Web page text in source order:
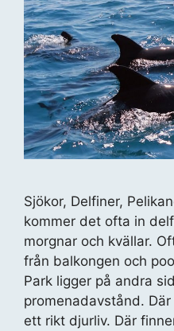
Sjökor, Delfiner,
kommer det ofta in
morgnar och kvällar.
från balkongen och
Park ligger på andra
promenadavstånd.
ett rikt djurliv. Där